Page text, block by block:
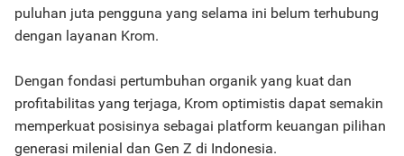
puluhan juta pengguna yang selama ini belum terhubung
dengan layanan Krom.
Dengan fondasi pertumbuhan organik yang kuat dan
profitabilitas yang terjaga, Krom optimistis dapat semakin
memperkuat posisinya sebagai platform keuangan pilihan
generasi milenial dan Gen Z di Indonesia.